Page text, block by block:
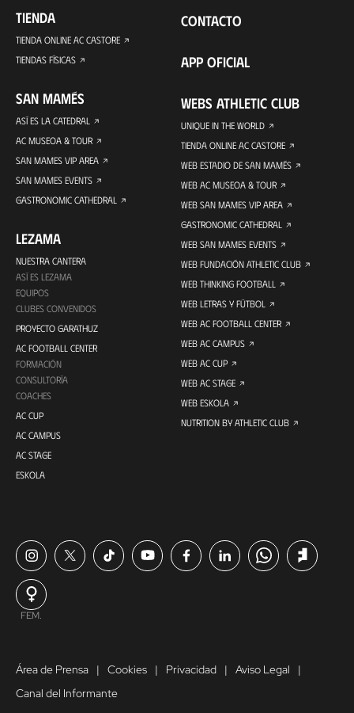
TIENDA
TIENDA ONLINE AC CASTORE
TIENDAS FÍSICAS
SAN MAMÉS
ASÍ ES LA CATEDRAL
AC MUSEOA & TOUR
SAN MAMES VIP AREA
SAN MAMES EVENTS
GASTRONOMIC CATHEDRAL
LEZAMA
NUESTRA CANTERA
ASÍ ES LEZAMA
EQUIPOS
CLUBES CONVENIDOS
PROYECTO GARATHUZ
AC FOOTBALL CENTER
FORMACIÓN
CONSULTORÍA
COACHES
AC CUP
AC CAMPUS
AC STAGE
ESKOLA
CONTACTO
APP OFICIAL
WEBS ATHLETIC CLUB
UNIQUE IN THE WORLD
TIENDA ONLINE AC CASTORE
WEB ESTADIO DE SAN MAMÉS
WEB AC MUSEOA & TOUR
WEB SAN MAMES VIP AREA
GASTRONOMIC CATHEDRAL
WEB SAN MAMES EVENTS
WEB FUNDACIÓN ATHLETIC CLUB
WEB THINKING FOOTBALL
WEB LETRAS Y FÚTBOL
WEB AC FOOTBALL CENTER
WEB AC CAMPUS
WEB AC CUP
WEB AC STAGE
WEB ESKOLA
NUTRITION BY ATHLETIC CLUB
FEM.
Área de Prensa Cookies Privacidad
Aviso Legal
Canal del Informante